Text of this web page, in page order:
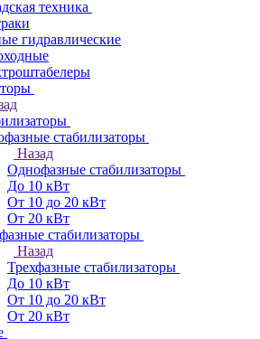
техника
гидравлические
стабилизаторы
Назад
Однофазные стабилизаторы
До 10 кВт
От 10 до 20 кВт
От 20 кВт
стабилизаторы
Назад
Трехфазные стабилизаторы
До 10 кВт
От 10 до 20 кВт
От 20 кВт